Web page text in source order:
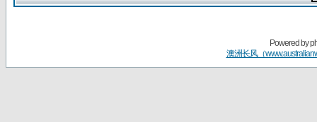
Powered by
澳洲长风（